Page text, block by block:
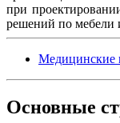
при
решений по мебели
Медицинские
Основные